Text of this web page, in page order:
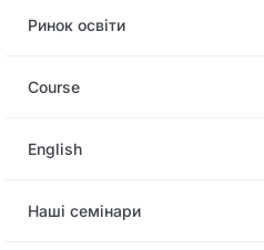
Ринок освіти
Сourse
English
Наші семінари